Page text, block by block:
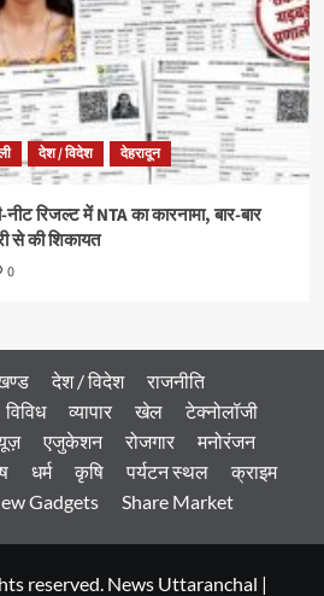
देश / विदेश देहरादून
रिजल्ट में NTA का कारनामा, बार-बार
से की शिकायत
0
देश / विदेश
राजनीति
विविध व्यापार खेल
टेक्नोलॉजी
एजुकेशन रोजगार
मनोरंजन
धर्म कृषि पर्यटन स्थल
क्राइम
Gadgets Share Market
reserved. News Uttaranchal |